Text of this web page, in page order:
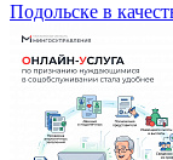
Подольске в